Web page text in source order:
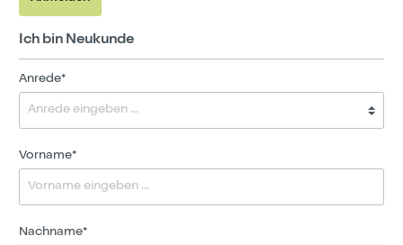
Ich bin Neukunde
Anrede*
Vorname*
Nachname*